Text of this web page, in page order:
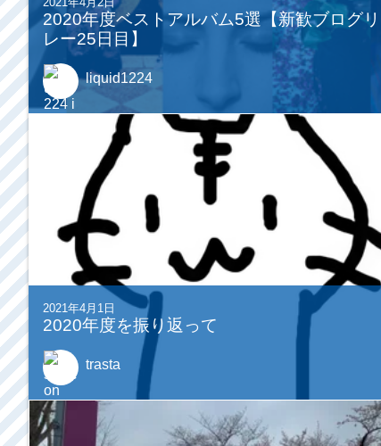
2020年度ベストアルバム5選【新歓ブログリ
レー25日目】
liquid1224
2021年4月1日
2020年度を振り返って
trasta